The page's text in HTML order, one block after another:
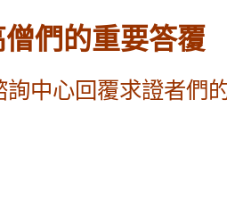
們的重要答覆
中心回覆求證者們